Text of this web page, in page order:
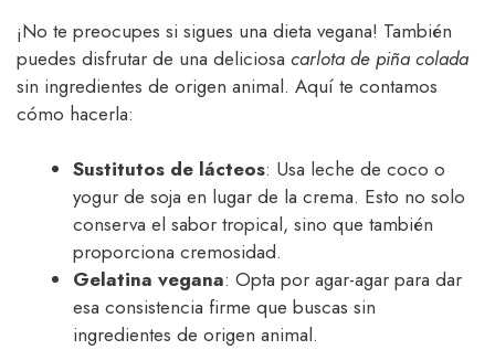
¡No te preocupes si sigues una dieta vegana! También
puedes disfrutar de una deliciosa carlota de piña colada
sin ingredientes de origen animal. Aquí te contamos
cómo hacerla:
Sustitutos de lácteos: Usa leche de coco o
yogur de soja en lugar de la crema. Esto no solo
conserva el sabor tropical, sino que también
proporciona cremosidad.
Gelatina vegana: Opta por agar-agar para dar
esa consistencia firme que buscas sin
ingredientes de origen animal.